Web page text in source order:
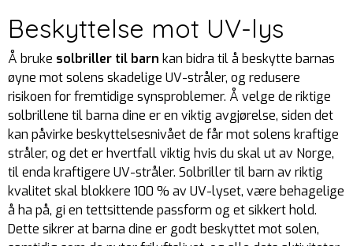
Beskyttelse mot UV-lys
Å bruke solbriller til barn kan bidra til å beskytte barnas
øyne mot solens skadelige UV-stråler, og redusere
risikoen for fremtidige synsproblemer. Å velge de riktige
solbrillene til barna dine er en viktig avgjørelse, siden det
kan påvirke beskyttelsesnivået de får mot solens kraftige
stråler, og det er hvertfall viktig hvis du skal ut av Norge,
til enda kraftigere UV-stråler. Solbriller til barn av riktig
kvalitet skal blokkere 100 % av UV-lyset, være behagelige
å ha på, gi en tettsittende passform og et sikkert hold.
Dette sikrer at barna dine er godt beskyttet mot solen,